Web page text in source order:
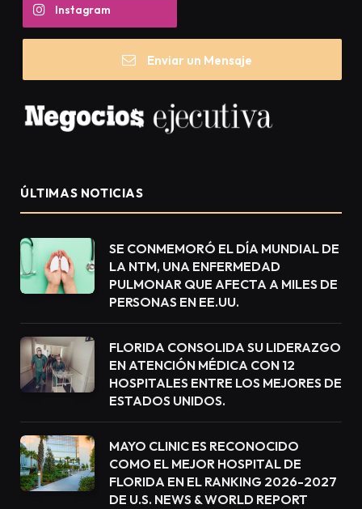
Instagram
Enviar un Mensaje
ÚLTIMAS NOTICIAS
SE CONMEMORÓ EL DÍA MUNDIAL DE
LA NTM, UNA ENFERMEDAD
PULMONAR QUE AFECTA A MILES DE
PERSONAS EN EE.UU.
FLORIDA CONSOLIDA SU LIDERAZGO
EN ATENCIÓN MÉDICA CON 12
HOSPITALES ENTRE LOS MEJORES DE
ESTADOS UNIDOS.
MAYO CLINIC ES RECONOCIDO
COMO EL MEJOR HOSPITAL DE
FLORIDA EN EL RANKING 2026-2027
DE U.S. NEWS & WORLD REPORT